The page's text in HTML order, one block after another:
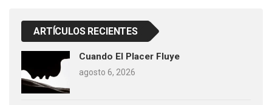
ARTÍCULOS RECIENTES
Cuando El Placer Fluye
agosto 6, 2026